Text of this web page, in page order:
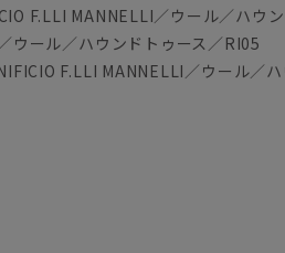
F.LLI MANNELLI／ウール／ハウ
ウール／ハウンドトゥース／RI05
F.LLI MANNELLI／ウール／